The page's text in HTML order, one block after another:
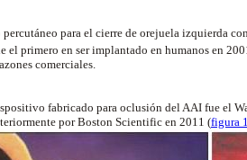
para el cierre de orejuela izquierda
el primero en ser implantado en humanos en
comerciales.
fabricado para oclusión del AAI fue el
por Boston Scientific en 2011 (figura 1